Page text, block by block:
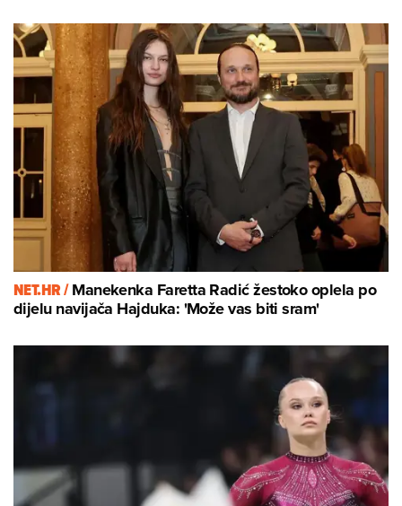
NET.HR /Manekenka Faretta Radić žestoko oplela po
dijelu navijača Hajduka: 'Može vas biti sram'